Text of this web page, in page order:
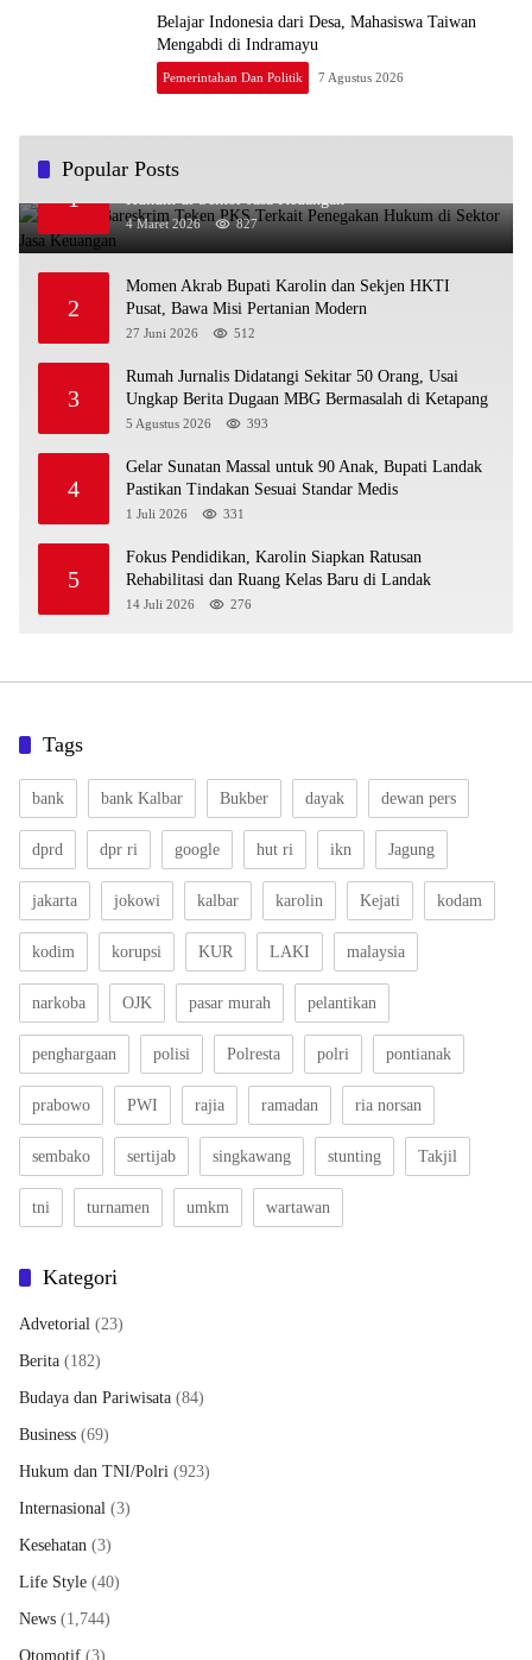
Belajar Indonesia dari Desa, Mahasiswa Taiwan
Pemerintahan Dan Politik 7 Agustus 2026
Popular Posts
1
OJK dan Bareskrim Teken PKS Terkait Penegakan
Hukum di Sektor Jasa Keuangan
4 Maret 2026 827
2
Momen Akrab Bupati Karolin dan Sekjen HKTI
27 Juni 2026 512
3
Rumah Jurnalis Didatangi Sekitar 50 Orang, Usai
Ungkap Berita Dugaan MBG Bermasalah di Ketapang
5 Agustus 2026 393
4
Gelar Sunatan Massal untuk 90 Anak, Bupati Landak
Pastikan Tindakan Sesuai Standar Medis
1 Juli 2026 331
5
Fokus Pendidikan, Karolin Siapkan Ratusan
Rehabilitasi dan Ruang Kelas Baru di Landak
14 Juli 2026 276
Tags
bank bank Kalbar Bukber dayak dewan pers
dprd dpr ri google hut ri ikn Jagung
jakarta jokowi kalbar karolin Kejati kodam
kodim korupsi KUR LAKI malaysia
narkoba OJK pasar murah pelantikan
penghargaan polisi Polresta polri pontianak
prabowo PWI rajia ramadan ria norsan
sembako sertijab singkawang stunting Takjil
tni turnamen umkm wartawan
Kategori
Advetorial (23)
Berita (182)
Budaya dan Pariwisata (84)
Business (69)
Hukum dan TNI/Polri (923)
Internasional (3)
Kesehatan (3)
Life Style (40)
News (1,744)
Otomotif (3)